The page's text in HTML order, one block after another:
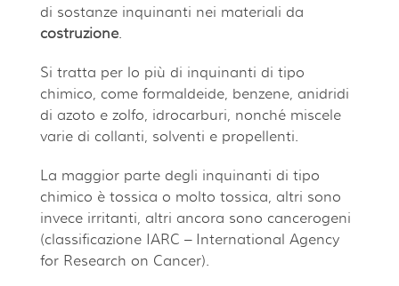
di sostanze inquinanti nei materiali da
costruzione.
Si tratta per lo più di inquinanti di tipo
chimico, come formaldeide, benzene, anidridi
di azoto e zolfo, idrocarburi, nonché miscele
varie di collanti, solventi e propellenti.
La maggior parte degli inquinanti di tipo
chimico è tossica o molto tossica, altri sono
invece irritanti, altri ancora sono cancerogeni
(classificazione IARC – International Agency
for Research on Cancer).